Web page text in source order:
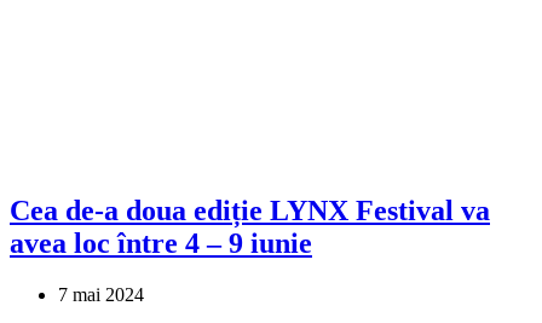
Cea de-a doua ediție LYNX Festival va
avea loc între 4 – 9 iunie
7 mai 2024